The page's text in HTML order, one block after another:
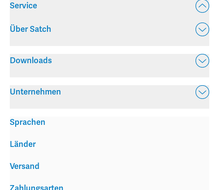
Service
Über Satch
Downloads
Unternehmen
Versand
Sprachen
Länder